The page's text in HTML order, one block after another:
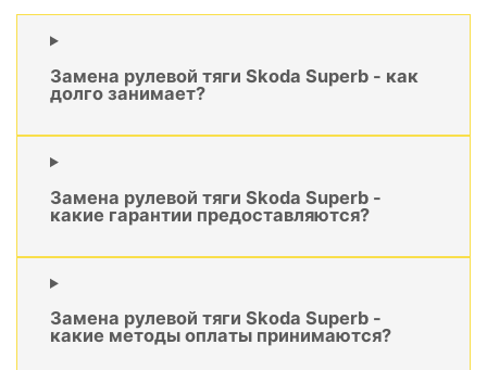
Замена рулевой тяги Skoda Superb - как
долго занимает?
Замена рулевой тяги Skoda Superb -
какие гарантии предоставляются?
Замена рулевой тяги Skoda Superb -
какие методы оплаты принимаются?